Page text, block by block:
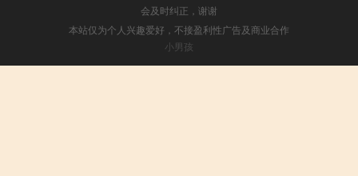
会及时纠正，谢谢
本站仅为个人兴趣爱好，不接盈利性广告及商业合作
小男孩